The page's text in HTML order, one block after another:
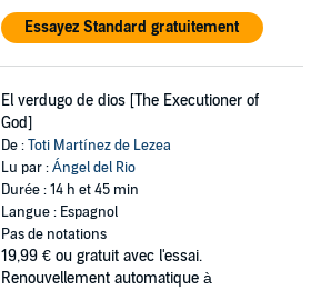
Essayez Standard gratuitement
El verdugo de dios [The Executioner of
God]
De :Toti Martínez de Lezea
Lu par :Ángel del Rio
Durée : 14 h et 45 min
Langue : Espagnol
Pas de notations
19,99 € ou gratuit avec l'essai.
Renouvellement automatique à